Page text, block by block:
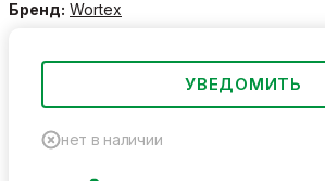
Бренд: Wortex
УВЕДОМИТЬ
нет в наличии